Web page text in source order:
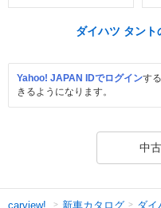
ダイハツ タント
Yahoo! JAPAN IDでログインす
きるようになります。
中
carview! 新車カタログ ダイ